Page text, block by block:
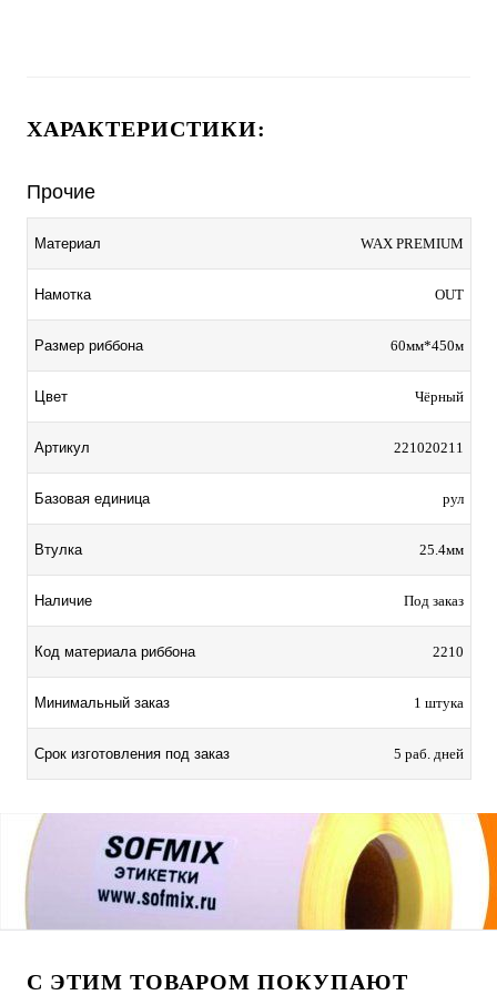
ХАРАКТЕРИСТИКИ:
Прочие
Материал WAX PREMIUM
Намотка OUT
Размер риббона 60мм*450м
Цвет Чёрный
Артикул 221020211
Базовая единица рул
Втулка 25.4мм
Наличие Под заказ
Код материала риббона 2210
Минимальный заказ 1 штука
Срок изготовления под заказ 5 раб. дней
С ЭТИМ ТОВАРОМ ПОКУПАЮТ